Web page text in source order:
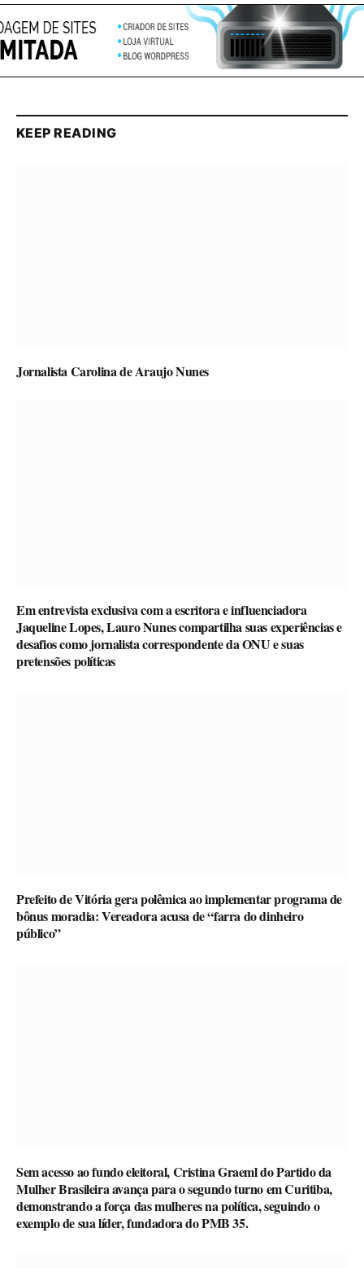
KEEP READING
Jornalista Carolina de Araujo Nunes
Em entrevista exclusiva com a escritora e influenciadora
Jaqueline Lopes, Lauro Nunes compartilha suas experiências e
desafios como jornalista correspondente da ONU e suas
pretensões políticas
Prefeito de Vitória gera polêmica ao implementar programa de
bônus moradia: Vereadora acusa de “farra do dinheiro
público”
Sem acesso ao fundo eleitoral, Cristina Graeml do Partido da
Mulher Brasileira avança para o segundo turno em Curitiba,
demonstrando a força das mulheres na política, seguindo o
exemplo de sua líder, fundadora do PMB 35.